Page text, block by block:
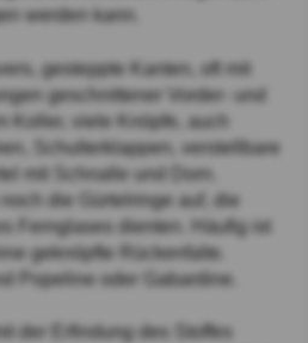
werden kann.
gesteppte Kanten, oft mit
geschnittener Vorder- und
Koller, viele Knöpfe, auch
Schulterklappen, verstellbare
mit Schnalle und Dorn.
die Gürtelringe auf, die
Fernglases dienten. Häufig ist
geknöpfte Rückenfalte.
Popeline oder Gabardine.
der Erfindung des Stoffes